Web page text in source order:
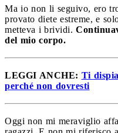
Ma io non li seguivo, ero
provato diete estreme, e
metteva i brividi.
del mio corpo.
LEGGI ANCHE: Ti
perché non dovresti
Oggi non mi meraviglio